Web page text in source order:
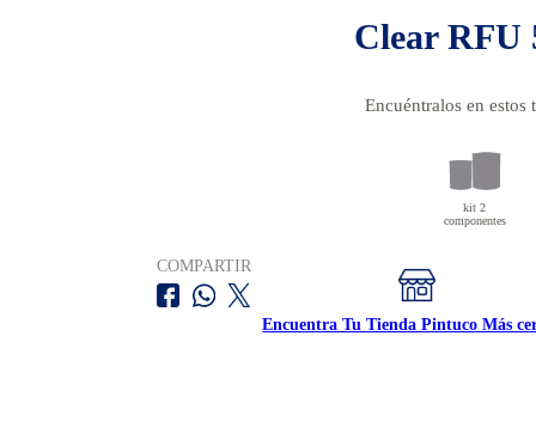
Clear RFU
Encuéntralos en estos
kit 2
componentes
COMPARTIR
Encuentra Tu Tienda Pintuco Más